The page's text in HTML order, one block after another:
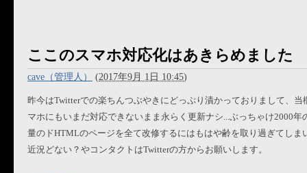
ここのスマホ対応化はあきらめました
cave（管理人） (2017年9月 1日 10:45)
昨今はTwitterでの楽ちんつぶやきにどっぷり漬かっておりまして、当
マホにもいまだ対応できないまま永らく更新ナシ...ぶっちゃけ2000年
量のドHTMLのページを全て改修するにはもはや齢を取り過ぎてしま
近況どない？やコンタクトはTwitterの方からお願いします。